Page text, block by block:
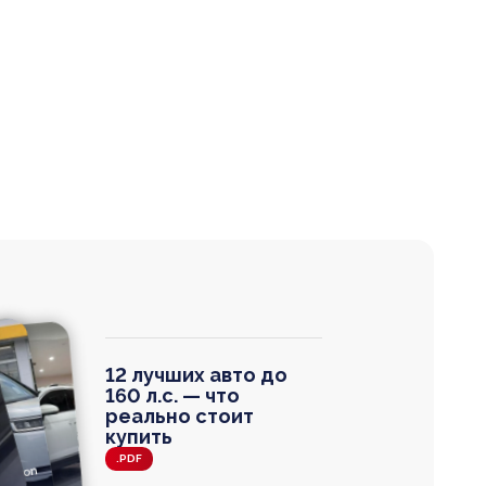
12 лучших авто до
160 л.с. — что
реально стоит
купить
.PDF